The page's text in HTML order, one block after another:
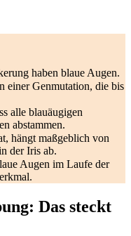
haben blaue Augen.
einer Genmutation, die bis
alle blauäugigen
abstammen.
hängt maßgeblich von
der Iris ab.
Augen im Laufe der
Das steckt